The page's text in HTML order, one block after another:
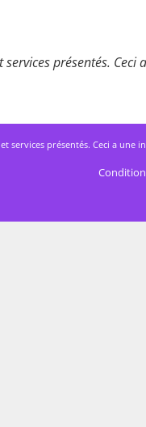
présentés.
présentés. Ceci a une